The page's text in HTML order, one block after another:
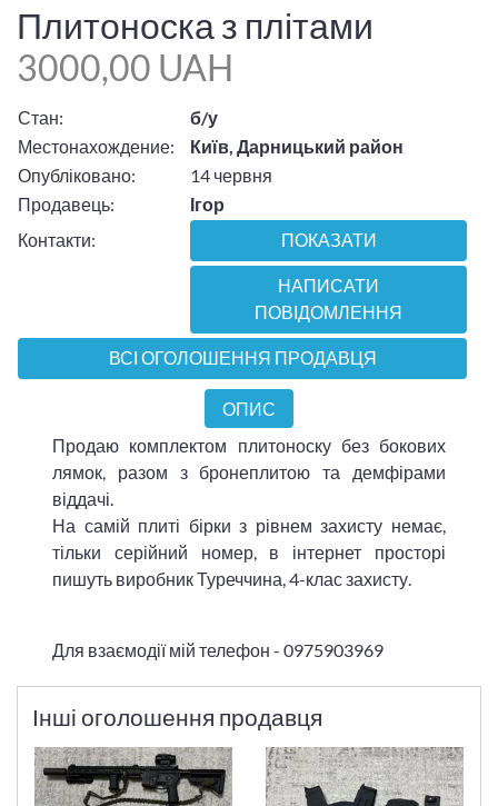
Плитоноска з плітами
3000,00 UAH
Стан:
б/у
Местонахождение:
Київ, Дарницький район
Опубліковано:
14 червня
Продавець:
Ігор
Контакти:
ПОКАЗАТИ
НАПИСАТИ
ПОВІДОМЛЕННЯ
ВСІ ОГОЛОШЕННЯ ПРОДАВЦЯ
ОПИС
Продаю комплектом плитоноску без бокових
лямок, разом з бронеплитою та демфірами
віддачі.
На самій плиті бірки з рівнем захисту немає,
тільки серійний номер, в інтернет просторі
пишуть виробник Туреччина, 4-клас захисту.
Для взаємодії мій телефон - 0975903969
Інші оголошення продавця